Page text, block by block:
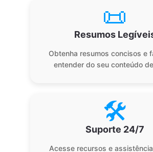
📜
Resumos
Obtenha resumos concisos e
entender do seu conteúdo
🛠️
Suporte 24/7
Acesse recursos e